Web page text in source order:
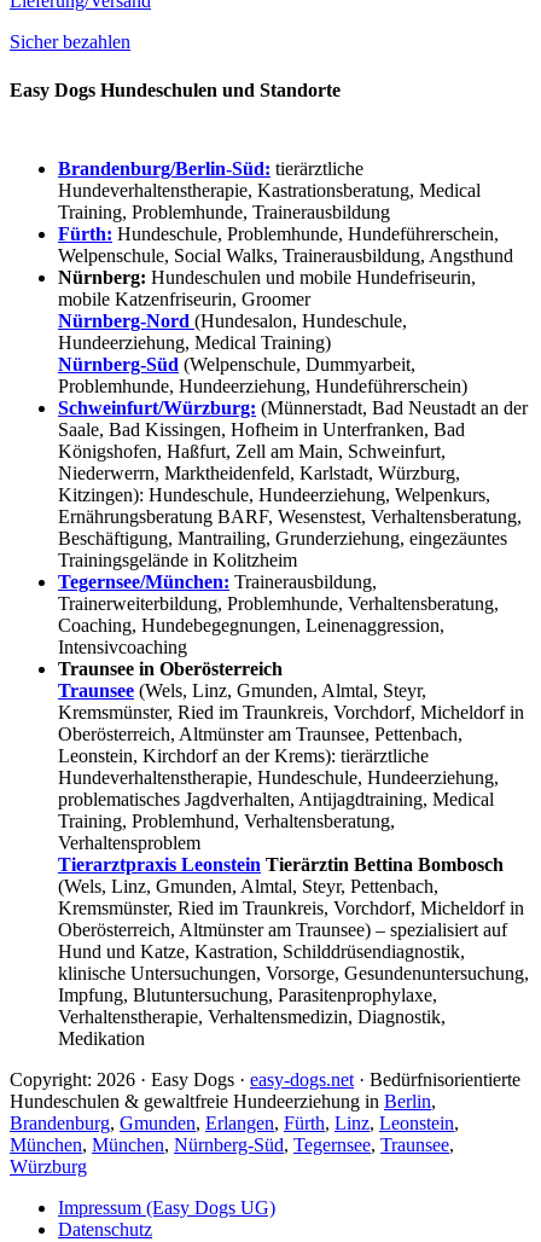
Sicher bezahlen
Easy Dogs Hundeschulen und Standorte
Brandenburg/Berlin-Süd: tierärztliche
Hundeverhaltenstherapie, Kastrationsberatung, Medical
Training, Problemhunde, Trainerausbildung
Fürth: Hundeschule, Problemhunde, Hundeführerschein,
Welpenschule, Social Walks, Trainerausbildung, Angsthund
Nürnberg: Hundeschulen und mobile Hundefriseurin,
mobile Katzenfriseurin, Groomer
Nürnberg-Nord (Hundesalon, Hundeschule,
Hundeerziehung, Medical Training)
Nürnberg-Süd (Welpenschule, Dummyarbeit,
Problemhunde, Hundeerziehung, Hundeführerschein)
Schweinfurt/Würzburg: (Münnerstadt, Bad Neustadt an der
Saale, Bad Kissingen, Hofheim in Unterfranken, Bad
Königshofen, Haßfurt, Zell am Main, Schweinfurt,
Niederwerrn, Marktheidenfeld, Karlstadt, Würzburg,
Kitzingen): Hundeschule, Hundeerziehung, Welpenkurs,
Ernährungsberatung BARF, Wesenstest, Verhaltensberatung,
Beschäftigung, Mantrailing, Grunderziehung, eingezäuntes
Trainingsgelände in Kolitzheim
Tegernsee/München: Trainerausbildung,
Trainerweiterbildung, Problemhunde, Verhaltensberatung,
Coaching, Hundebegegnungen, Leinenaggression,
Intensivcoaching
Traunsee in Oberösterreich
Traunsee (Wels, Linz, Gmunden, Almtal, Steyr,
Kremsmünster, Ried im Traunkreis, Vorchdorf, Micheldorf in
Oberösterreich, Altmünster am Traunsee, Pettenbach,
Leonstein, Kirchdorf an der Krems): tierärztliche
Hundeverhaltenstherapie, Hundeschule, Hundeerziehung,
problematisches Jagdverhalten, Antijagdtraining, Medical
Training, Problemhund, Verhaltensberatung,
Verhaltensproblem
Tierarztpraxis Leonstein Tierärztin Bettina Bombosch
(Wels, Linz, Gmunden, Almtal, Steyr, Pettenbach,
Kremsmünster, Ried im Traunkreis, Vorchdorf, Micheldorf in
Oberösterreich, Altmünster am Traunsee) – spezialisiert auf
Hund und Katze, Kastration, Schilddrüsendiagnostik,
klinische Untersuchungen, Vorsorge, Gesundenuntersuchung,
Impfung, Blutuntersuchung, Parasitenprophylaxe,
Verhaltenstherapie, Verhaltensmedizin, Diagnostik,
Medikation
Copyright: 2026 · Easy Dogs · easy-dogs.net · Bedürfnisorientierte
Hundeschulen & gewaltfreie Hundeerziehung in Berlin,
Brandenburg, Gmunden, Erlangen, Fürth, Linz, Leonstein,
München, München, Nürnberg-Süd, Tegernsee, Traunsee,
Würzburg
Impressum (Easy Dogs UG)
Datenschutz